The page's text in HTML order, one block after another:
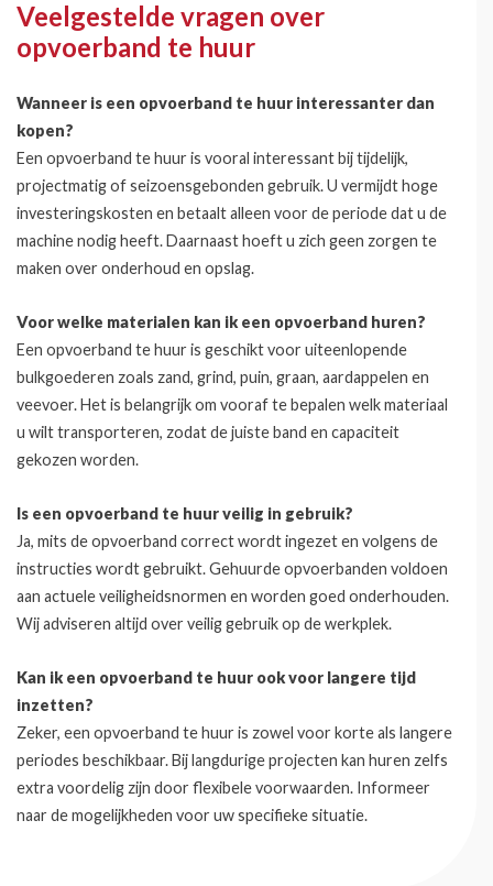
Veelgestelde vragen over
opvoerband te huur
Wanneer is een opvoerband te huur interessanter dan
kopen?
Een opvoerband te huur is vooral interessant bij tijdelijk,
projectmatig of seizoensgebonden gebruik. U vermijdt hoge
investeringskosten en betaalt alleen voor de periode dat u de
machine nodig heeft. Daarnaast hoeft u zich geen zorgen te
maken over onderhoud en opslag.
Voor welke materialen kan ik een opvoerband huren?
Een opvoerband te huur is geschikt voor uiteenlopende
bulkgoederen zoals zand, grind, puin, graan, aardappelen en
veevoer. Het is belangrijk om vooraf te bepalen welk materiaal
u wilt transporteren, zodat de juiste band en capaciteit
gekozen worden.
Is een opvoerband te huur veilig in gebruik?
Ja, mits de opvoerband correct wordt ingezet en volgens de
instructies wordt gebruikt. Gehuurde opvoerbanden voldoen
aan actuele veiligheidsnormen en worden goed onderhouden.
Wij adviseren altijd over veilig gebruik op de werkplek.
Kan ik een opvoerband te huur ook voor langere tijd
inzetten?
Zeker, een opvoerband te huur is zowel voor korte als langere
periodes beschikbaar. Bij langdurige projecten kan huren zelfs
extra voordelig zijn door flexibele voorwaarden. Informeer
naar de mogelijkheden voor uw specifieke situatie.